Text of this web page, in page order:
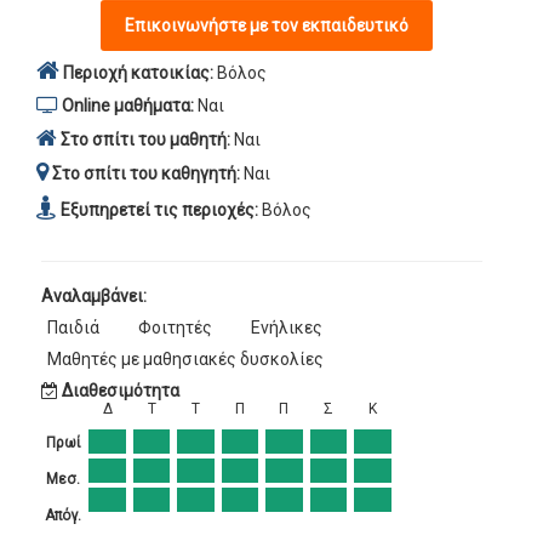
Επικοινωνήστε με τον εκπαιδευτικό
Περιοχή κατοικίας: Βόλος
Online μαθήματα: Ναι
Στο σπίτι του μαθητή: Ναι
Στο σπίτι του καθηγητή: Ναι
Εξυπηρετεί τις περιοχές: Βόλος
Αναλαμβάνει:
Παιδιά
Φοιτητές
Ενήλικες
Μαθητές με μαθησιακές δυσκολίες
Διαθεσιμότητα
Πρωί
Μεσ.
Απόγ.
Δ Τ Τ Π Π Σ Κ